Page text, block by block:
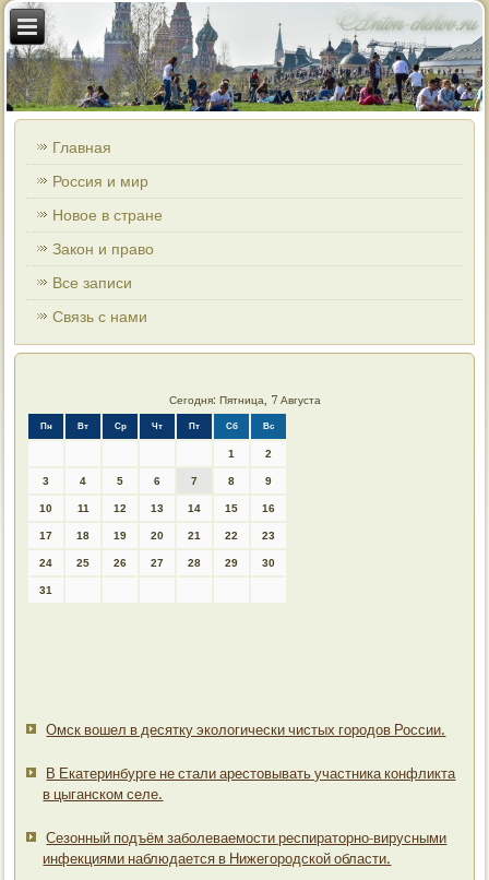
Главная
Россия и мир
Новое в стране
Закон и право
Все записи
Связь с нами
Сегодня: Пятница, 7 Августа
Пн Вт Ср Чт Пт Сб Вс
1 2
3 4 5 6 7 8 9
10 11 12 13 14 15 16
17 18 19 20 21 22 23
24 25 26 27 28 29 30
31
Омск вошел в десятку экологически чистых городов России.
В Екатеринбурге не стали арестовывать участника конфликта
в цыганском селе.
Сезонный подъём заболеваемости респираторно-вирусными
инфекциями наблюдается в Нижегородской области.